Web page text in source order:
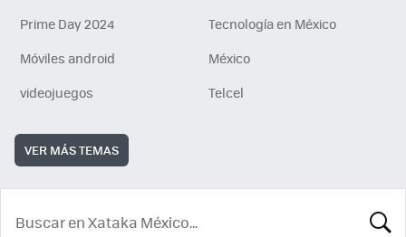
Prime Day 2024
Tecnología en México
Móviles android
México
videojuegos
Telcel
VER MÁS TEMAS